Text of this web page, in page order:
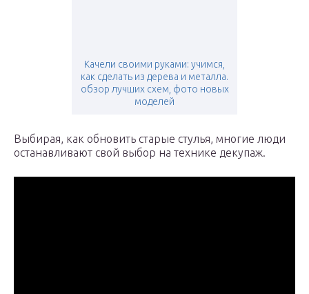
Качели своими руками: учимся,
как сделать из дерева и металла.
обзор лучших схем, фото новых
моделей
Выбирая, как обновить старые стулья, многие люди
останавливают свой выбор на технике декупаж.